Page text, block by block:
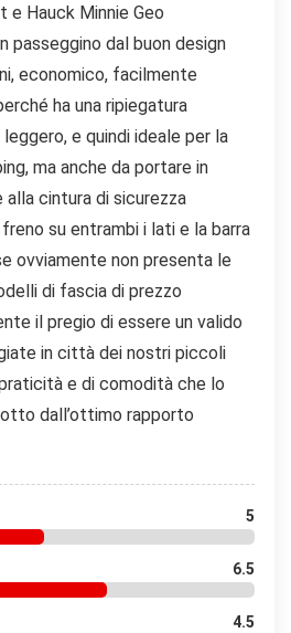
e Hauck Minnie Geo
passeggino dal buon design
economico, facilmente
ha una ripiegatura
e quindi ideale per la
ma anche da portare in
alla cintura di sicurezza
su entrambi i lati e la barra
ovviamente non presenta le
di fascia di prezzo
il pregio di essere un valido
in città dei nostri piccoli
e di comodità che lo
dall’ottimo rapporto
5
6.5
4.5